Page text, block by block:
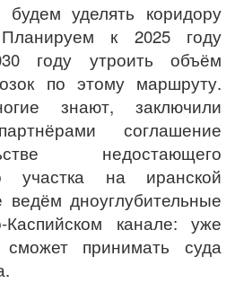
уделять коридору
к 2025 году
году утроить объём
по этому маршруту.
знают, заключили
соглашение
недостающего
участка на иранской
ведём дноуглубительные
канале: уже
принимать суда